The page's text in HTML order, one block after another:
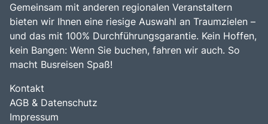
Gemeinsam mit anderen regionalen Veranstaltern
bieten wir Ihnen eine riesige Auswahl an Traumzielen –
und das mit 100% Durchführungsgarantie. Kein Hoffen,
kein Bangen: Wenn Sie buchen, fahren wir auch. So
macht Busreisen Spaß!
Kontakt
AGB & Datenschutz
Impressum